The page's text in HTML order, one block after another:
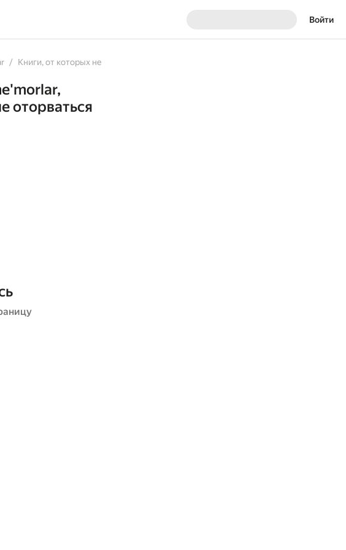
Войти
Книги, от которых не
оторваться